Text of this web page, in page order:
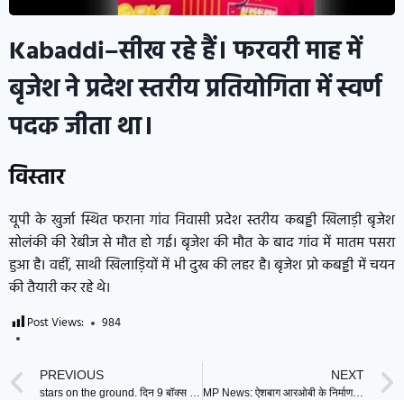
Kabaddi–सीख रहे हैं। फरवरी माह में
बृजेश ने प्रदेश स्तरीय प्रतियोगिता में स्वर्ण
पदक जीता था।
विस्तार
यूपी के खुर्जा स्थित फराना गांव निवासी प्रदेश स्तरीय कबड्डी खिलाड़ी बृजेश
सोलंकी की रेबीज से मौत हो गई। बृजेश की मौत के बाद गांव में मातम पसरा
हुआ है। वहीं, साथी खिलाड़ियों में भी दुख की लहर है। बृजेश प्रो कबड्डी में चयन
की तैयारी कर रहे थे।
Post Views: 984
PREVIOUS NEXT
MP News: ऐशबाग आरओबी के निर्माण में बड़ी लापरवाही, 8 इंजीनियरों पर कार्रवाई- 7 सस्पेंड,